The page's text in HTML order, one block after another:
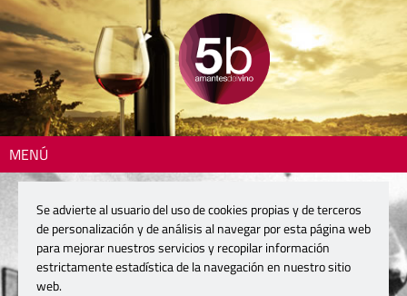
MENÚ
Se advierte al usuario del uso de cookies propias y de terceros
de personalización y de análisis al navegar por esta página web
para mejorar nuestros servicios y recopilar información
estrictamente estadística de la navegación en nuestro sitio
web.